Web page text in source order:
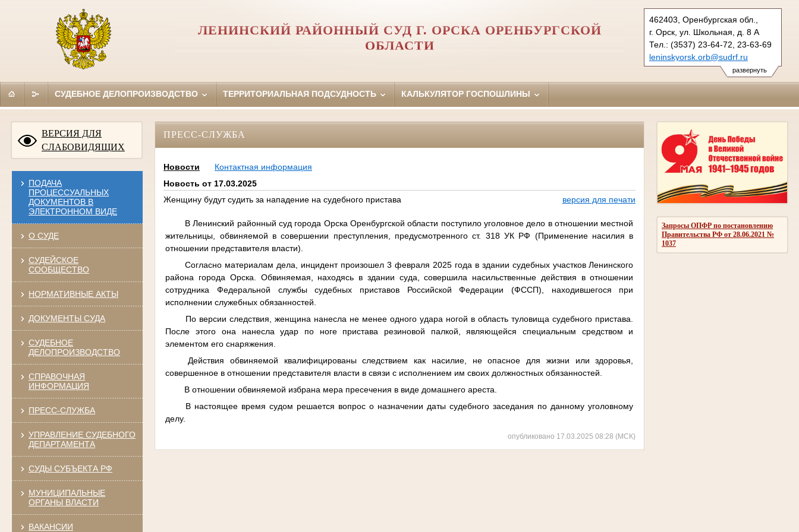
развернуть
462403, Оренбургская обл.,
г. Орск, ул. Школьная, д. 8 А
Тел.: (3537) 23-64-72, 23-63-69
leninskyorsk.orb@sudrf.ru
ЛЕНИНСКИЙ РАЙОННЫЙ СУД Г. ОРСКА ОРЕНБУРГСКОЙ
ОБЛАСТИ
СУДЕБНОЕ ДЕЛОПРОИЗВОДСТВО ТЕРРИТОРИАЛЬНАЯ ПОДСУДНОСТЬ КАЛЬКУЛЯТОР ГОСПОШЛИНЫ
ВЕРСИЯ ДЛЯ
СЛАБОВИДЯЩИХ
ПОДАЧА
ПРОЦЕССУАЛЬНЫХ
ДОКУМЕНТОВ В
ЭЛЕКТРОННОМ ВИДЕ
О СУДЕ
СУДЕЙСКОЕ
СООБЩЕСТВО
НОРМАТИВНЫЕ АКТЫ
ДОКУМЕНТЫ СУДА
СУДЕБНОЕ
ДЕЛОПРОИЗВОДСТВО
СПРАВОЧНАЯ
ИНФОРМАЦИЯ
ПРЕСС-СЛУЖБА
УПРАВЛЕНИЕ СУДЕБНОГО
ДЕПАРТАМЕНТА
СУДЫ СУБЪЕКТА РФ
МУНИЦИПАЛЬНЫЕ
ОРГАНЫ ВЛАСТИ
ВАКАНСИИ
Запросы ОПФР по постановлению
Правительства РФ от 28.06.2021 №
1037
ПРЕСС-СЛУЖБА
Новости
Контактная информация
Новость от 17.03.2025
Женщину будут судить за нападение на судебного пристава
версия для печати
В Ленинский районный суд города Орска Оренбургской области поступило уголовное дело в отношении местной
жительницы, обвиняемой в совершении преступления, предусмотренного ст. 318 УК РФ (Применение насилия в
отношении представителя власти).
Согласно материалам дела, инцидент произошел 3 февраля 2025 года в здании судебных участков Ленинского
района города Орска. Обвиняемая, находясь в здании суда, совершила насильственные действия в отношении
сотрудника Федеральной службы судебных приставов Российской Федерации (ФССП), находившегося при
исполнении служебных обязанностей.
По версии следствия, женщина нанесла не менее одного удара ногой в область туловища судебного пристава.
После этого она нанесла удар по ноге пристава резиновой палкой, являющейся специальным средством и
элементом его снаряжения.
Действия обвиняемой квалифицированы следствием как насилие, не опасное для жизни или здоровья,
совершенное в отношении представителя власти в связи с исполнением им своих должностных обязанностей.
В отношении обвиняемой избрана мера пресечения в виде домашнего ареста.
В настоящее время судом решается вопрос о назначении даты судебного заседания по данному уголовному
делу.
опубликовано 17.03.2025 08:28 (МСК)